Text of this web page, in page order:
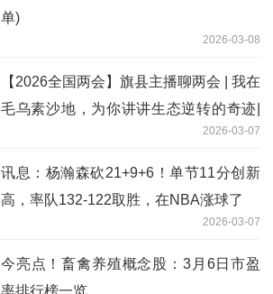
单)
2026-03-08
【2026全国两会】旗县主播聊两会 | 我在
毛乌素沙地，为你讲讲生态逆转的奇迹|
2026-03-07
讯息：杨瀚森砍21+9+6！单节11分创新
高，率队132-122取胜，在NBA涨球了
2026-03-07
今亮点！畜禽养殖概念股：3月6日市盈